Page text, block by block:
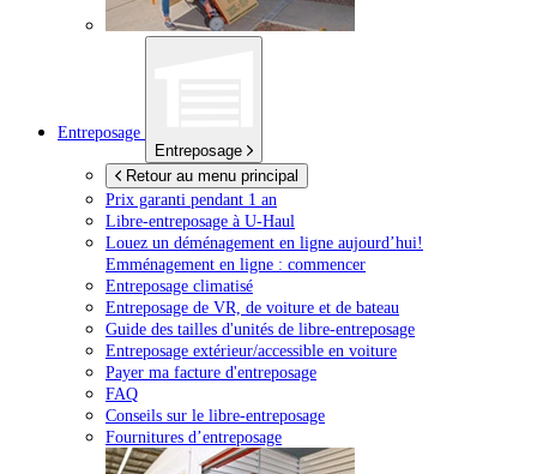
Entreposage
Entreposage
Retour au menu principal
Prix garanti pendant 1 an
Libre-entreposage à U-Haul
Louez un déménagement en ligne aujourd’hui!
Emménagement en ligne : commencer
Entreposage climatisé
Entreposage de VR, de voiture et de bateau
Guide des tailles d'unités de libre-entreposage
Entreposage extérieur/accessible en voiture
Payer ma facture d'entreposage
FAQ
Conseils sur le libre-entreposage
Fournitures d’entreposage